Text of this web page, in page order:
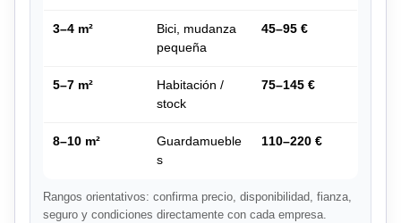
3–4 m²
Bici, mudanza
pequeña
45–95 €
5–7 m²
Habitación /
stock
75–145 €
8–10 m²
Guardamueble
s
110–220 €
Rangos orientativos: confirma precio, disponibilidad, fianza,
seguro y condiciones directamente con cada empresa.